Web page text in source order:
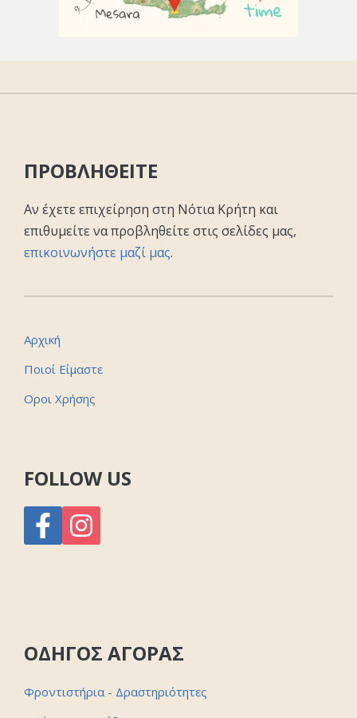
ΠΡΟΒΛΗΘΕΙΤΕ
Αν έχετε επιχείρηση στη Νότια Κρήτη και
επιθυμείτε να προβληθείτε στις σελίδες μας,
επικοινωνήστε μαζί μας.
Αρχική
Ποιοί Είμαστε
Οροι Χρήσης
FOLLOW US
ΟΔΗΓΟΣ ΑΓΟΡΑΣ
Φροντιστήρια - Δραστηριότητες